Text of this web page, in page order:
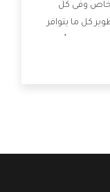
وفى كل
كل ما يتوافر
أقوى